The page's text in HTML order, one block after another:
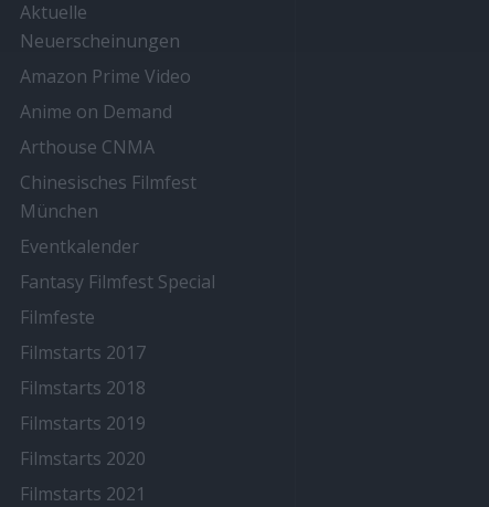
Aktuelle
Neuerscheinungen
Amazon Prime Video
Anime on Demand
Arthouse CNMA
Chinesisches Filmfest
München
Eventkalender
Fantasy Filmfest Special
Filmfeste
Filmstarts 2017
Filmstarts 2018
Filmstarts 2019
Filmstarts 2020
Filmstarts 2021